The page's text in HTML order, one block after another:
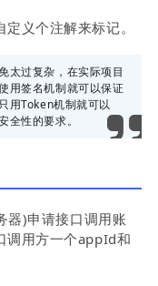
义个注解来标记。
太过复杂，在实际项目
用签名机制就可以保证
用Token机制就可以
全性的要求。
器)申请接口调用账
调用方一个appId和